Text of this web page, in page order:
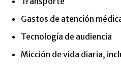
Gastos de atención
Tecnología de audiencia
Micción de vida diaria,